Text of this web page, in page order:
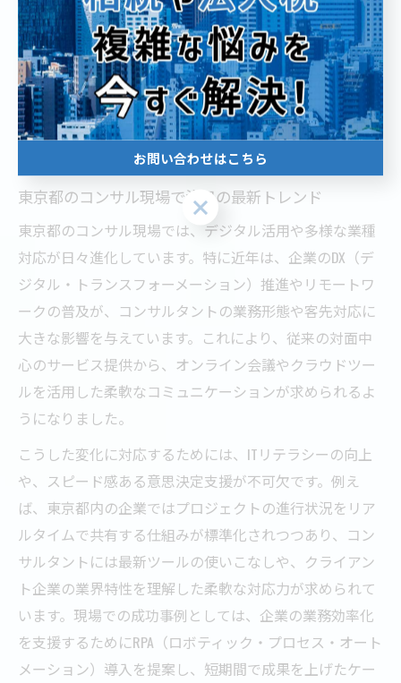
きましょう。
最新トレンドを追う東京都のコン
サル事情
東京都のコンサル現場で注目の最新トレンド
東京都のコンサル現場では、デジタル活用や多様な業種
対応が日々進化しています。特に近年は、企業のDX（デ
ジタル・トランスフォーメーション）推進やリモートワ
ークの普及が、コンサルタントの業務形態や客先対応に
大きな影響を与えています。これにより、従来の対面中
心のサービス提供から、オンライン会議やクラウドツー
ルを活用した柔軟なコミュニケーションが求められるよ
うになりました。
こうした変化に対応するためには、ITリテラシーの向上
や、スピード感ある意思決定支援が不可欠です。例え
ば、東京都内の企業ではプロジェクトの進行状況をリア
ルタイムで共有する仕組みが標準化されつつあり、コン
サルタントには最新ツールの使いこなしや、クライアン
ト企業の業界特性を理解した柔軟な対応力が求められて
います。現場での成功事例としては、企業の業務効率化
を支援するためにRPA（ロボティック・プロセス・オート
メーション）導入を提案し、短期間で成果を上げたケー
お問い合わせはこちら
お問い合わせはこちら